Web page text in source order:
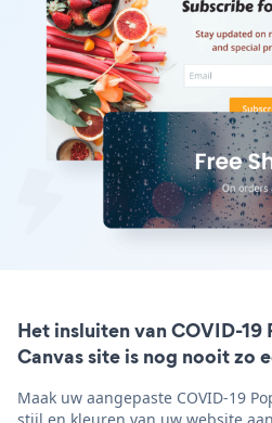
Het insluiten van COVID-19
Canvas site is nog nooit zo
Maak uw aangepaste COVID-19
stijl en kleuren van uw website